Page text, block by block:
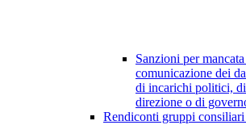
Sanzioni per
comunicazione dei
di incarichi politici,
direzione o di
Rendiconti gruppi